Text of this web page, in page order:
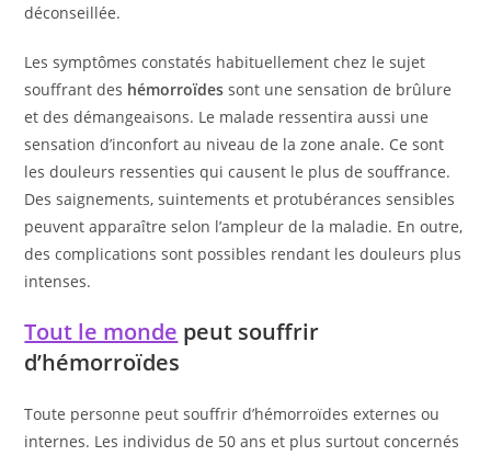
déconseillée.
Les symptômes constatés habituellement chez le sujet
souffrant des hémorroïdes sont une sensation de brûlure
et des démangeaisons. Le malade ressentira aussi une
sensation d’inconfort au niveau de la zone anale. Ce sont
les douleurs ressenties qui causent le plus de souffrance.
Des saignements, suintements et protubérances sensibles
peuvent apparaître selon l’ampleur de la maladie. En outre,
des complications sont possibles rendant les douleurs plus
intenses.
Tout le monde peut souffrir
d’hémorroïdes
Toute personne peut souffrir d’hémorroïdes externes ou
internes. Les individus de 50 ans et plus surtout concernés